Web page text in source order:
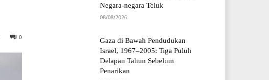
0
Negara-negara Teluk
08/08/2026
Gaza di Bawah Pendudukan
Israel, 1967–2005: Tiga Puluh
Delapan Tahun Sebelum
Penarikan